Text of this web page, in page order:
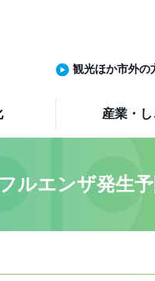
産業・し
観光ほか市外の
ルエンザ発生